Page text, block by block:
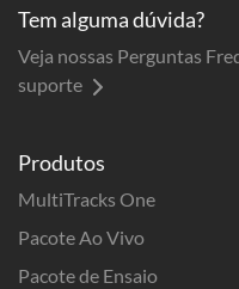
Produtos
MultiTracks One
Pacote Ao Vivo
Pacote de Ensaio
Tem alguma dúvida?
Veja nossas Perguntas
suporte